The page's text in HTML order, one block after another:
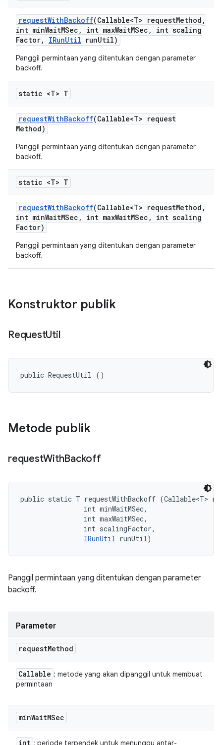
requestWithBackoff(Callable<T> requestMethod ,
int minWaitMSec , int maxWaitMSec ,
int scaling
Factor, IRunUtil runUtil)
Panggil permintaan yang ditentukan dengan parameter
backoff.
static <T> T
requestWithBackoff(Callable<T> request
Method)
Panggil permintaan yang ditentukan dengan parameter
backoff.
static <T> T
requestWithBackoff(Callable<T> requestMethod ,
int minWaitMSec , int maxWaitMSec ,
int scaling
Factor)
Panggil permintaan yang ditentukan dengan parameter
backoff.
Konstruktor publik
RequestUtil
public RequestUtil ()
Metode publik
requestWithBackoff
public static T requestWithBackoff (Callable<T>
                int minWaitMSec,
                int maxWaitMSec,
                int scalingFactor,
IRunUtil runUtil)
Panggil permintaan yang ditentukan dengan parameter
backoff.
Parameter
requestMethod
Callable : metode yang akan dipanggil untuk membuat
permintaan
minWaitMSec
int : periode terpendek untuk menunggu antar-